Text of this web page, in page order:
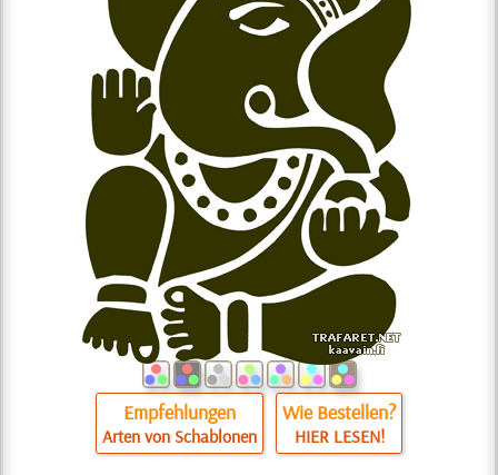
Empfehlungen
Arten von Schablonen
Wie Bestellen?
HIER LESEN!